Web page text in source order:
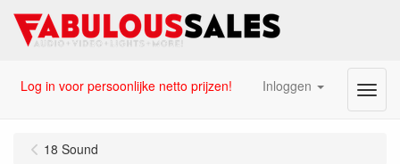
Log in voor persoonlijke netto prijzen! Inloggen Menu
18 Sound